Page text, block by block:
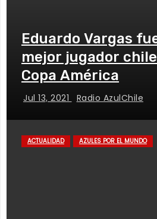
Eduardo Vargas
mejor jugador
Copa América
Jul 13, 2021 Radio AzulChile
ACTUALIDAD AZULES POR EL MUNDO